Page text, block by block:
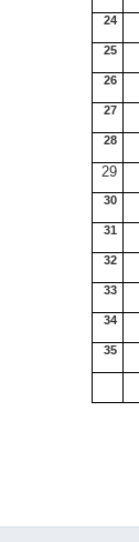
24
25
26
27
28
29
30
31
32
33
34
35